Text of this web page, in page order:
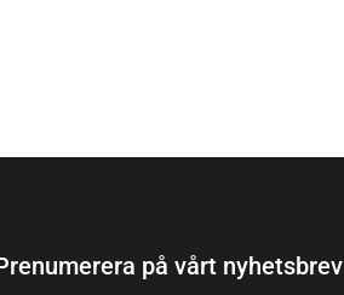
på vårt nyhetsbrev